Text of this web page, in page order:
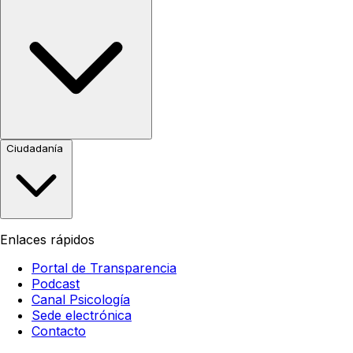
Ciudadanía
Enlaces rápidos
Portal de Transparencia
Podcast
Canal Psicología
Sede electrónica
Contacto